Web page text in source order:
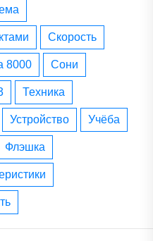
скорость
8000 сони
техника
устройство учёба
флэшка